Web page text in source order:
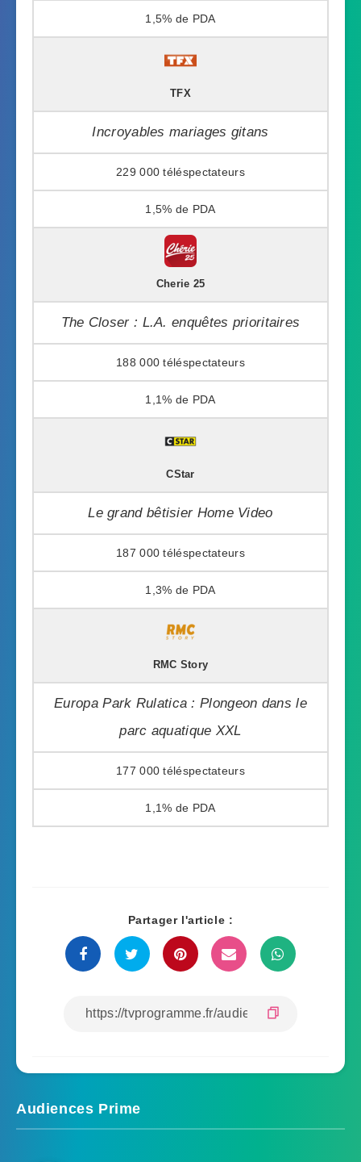
1,5%
TFX
Incroyables mariages gitans
229 000
1,5%
Cherie 25
The Closer : L.A. enquêtes prioritaires
188 000
1,1%
CStar
Le grand bêtisier Home Video
187 000
1,3%
RMC Story
Europa Park Rulatica : Plongeon dans le
parc aquatique XXL
177 000
1,1%
Partager l'article :
Audiences Prime